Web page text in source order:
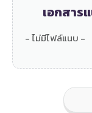
เอกสาร
- ไม่มีไฟล์แนบ -